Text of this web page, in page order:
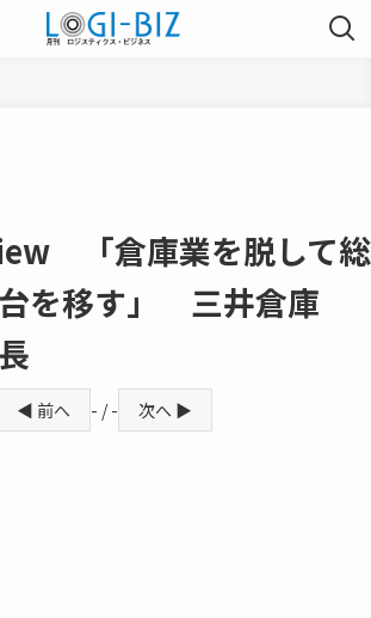
「倉庫業を脱して総
を移す」 三井倉庫
◀ 前へ - / - 次へ ▶